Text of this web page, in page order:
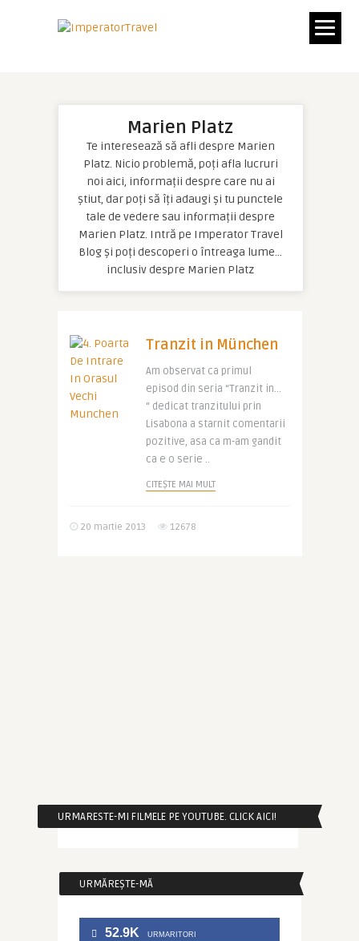
Marien Platz
Te interesează să afli despre Marien
Platz. Nicio problemă, poți afla lucruri
noi aici, informații despre care nu ai
știut, dar poți să îți adaugi și tu punctele
tale de vedere sau informații despre
Marien Platz. Intră pe Imperator Travel
Blog și poți descoperi o întreaga lume…
inclusiv despre Marien Platz
Tranzit in München
Am observat ca primul
episod din seria “Tranzit in…
“ dedicat tranzitului prin
Lisabona a starnit comentarii
pozitive, asa ca m-am gandit
ca e o serie ..
CITEȘTE MAI MULT
20 martie 2013 12678
URMARESTE-MI FILMELE PE YOUTUBE. CLICK AICI!
URMĂREȘTE-MĂ
52.9K URMARITORI